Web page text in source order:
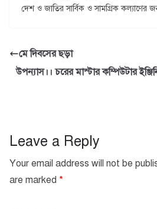
দেশ ও জাতির সার্বিক ও সামগ্রিক কল্যাণের
মে দিবসের ছড়া
উপন্যাস।। চরের মাস্টার কম্পিউটার
Leave a Reply
Your email address will not be
are marked *